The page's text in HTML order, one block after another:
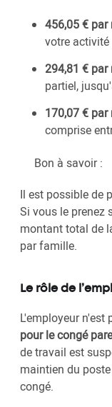
456,05 € par
votre
294,81 € par
partiel,
170,07 € par
comprise
Bon à savoir :
Il est possible de
Si vous le prenez
montant total de
par famille.
Le rôle de
L'employeur n'est
pour le congé
de travail est
maintien du
congé.